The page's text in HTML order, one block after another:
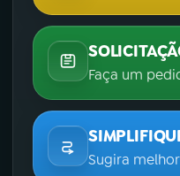
Faça um
Sugira